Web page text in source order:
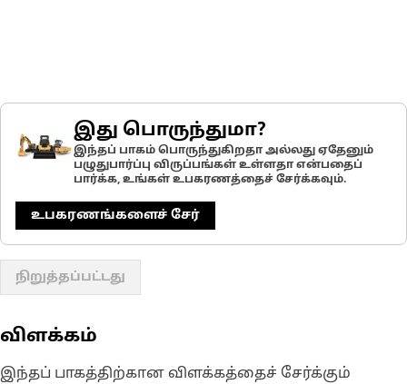
இது பொருந்துமா?
இந்தப் பாகம் பொருந்துகிறதா அல்லது ஏதேனும்
பழுதுபார்ப்பு விருப்பங்கள் உள்ளதா என்பதைப்
பார்க்க, உங்கள் உபகரணத்தைச் சேர்க்கவும்.
உபகரணங்களைச் சேர்
நிறுத்தப்பட்டது
விளக்கம்
இந்தப் பாகத்திற்கான விளக்கத்தைச் சேர்க்கும்